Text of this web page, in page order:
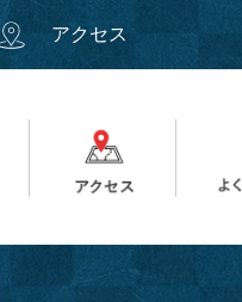
アクセス